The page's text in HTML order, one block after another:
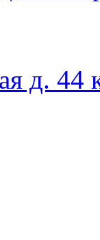
д. 44